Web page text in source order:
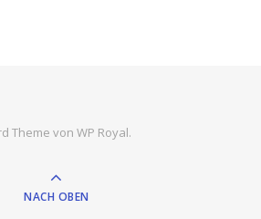
Theme von WP Royal.
NACH OBEN